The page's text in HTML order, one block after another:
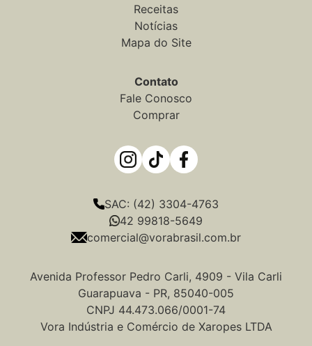
Receitas
Notícias
Mapa do Site
Contato
Fale Conosco
Comprar
SAC: (42) 3304-4763
42 99818-5649
comercial@vorabrasil.com.br
Avenida Professor Pedro Carli, 4909 - Vila Carli
Guarapuava - PR, 85040-005
CNPJ 44.473.066/0001-74
Vora Indústria e Comércio de Xaropes LTDA